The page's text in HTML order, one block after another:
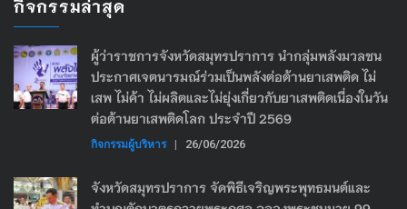
กิจกรรมล่าสุด
ผู้ว่าราชการจังหวัดสมุทรปราการ นำกลุ่มพลังมวลชน
ประกาศเจตนารมณ์ร่วมเป็นพลังต่อต้านยาเสพติด ไม่
เสพ ไม่ค้า ไม่ผลิตและไม่ยุ่งเกี่ยวกับยาเสพติดเนื่องในวัน
ต่อต้านยาเสพติดโลก ประจำปี 2569
กิจกรรมผู้บริหาร | 26/06/2026
จังหวัดสมุทรปราการ จัดพิธีเจริญพระพุทธมนต์และ